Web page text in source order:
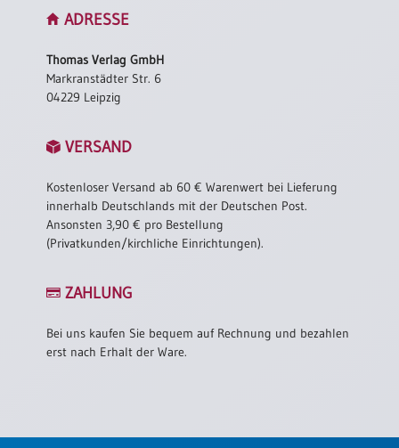
ADRESSE
Thomas Verlag GmbH
Markranstädter Str. 6
04229 Leipzig
VERSAND
Kostenloser Versand ab 60 € Warenwert bei Lieferung
innerhalb Deutschlands mit der Deutschen Post.
Ansonsten 3,90 € pro Bestellung
(Privatkunden/kirchliche Einrichtungen).
ZAHLUNG
Bei uns kaufen Sie bequem auf Rechnung und bezahlen
erst nach Erhalt der Ware.